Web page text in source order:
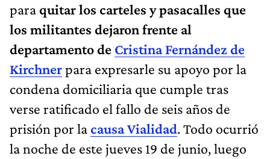
para quitar los carteles y pasacalles que
los militantes dejaron frente al
departamento de Cristina Fernández de
Kirchnerpara expresarle su apoyo por la
condena domiciliaria que cumple tras
verse ratificado el fallo de seis años de
prisión por lacausa Vialidad. Todo ocurrió
la noche de este jueves 19 de junio, luego